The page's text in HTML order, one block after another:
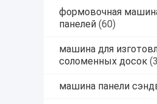
формовочная
панелей (60)
машина для
соломенных досок
машина панели